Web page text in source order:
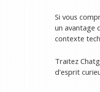
Si vous
un avantage
contexte
Traitez
d'esprit